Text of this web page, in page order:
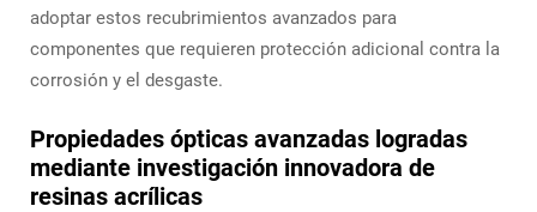
adoptar estos recubrimientos avanzados para
componentes que requieren protección adicional contra la
corrosión y el desgaste.
Propiedades ópticas avanzadas logradas
mediante investigación innovadora de
resinas acrílicas